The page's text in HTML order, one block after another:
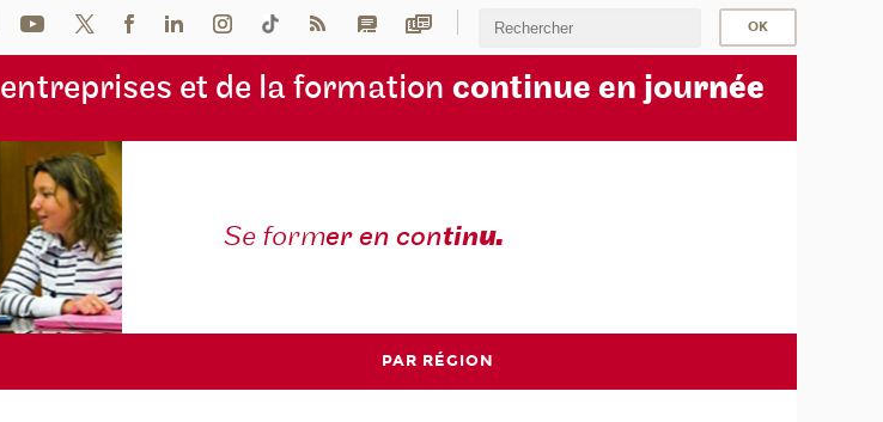
entreprises et de la formation continue en journée
Se former en continu.
PAR RÉGION